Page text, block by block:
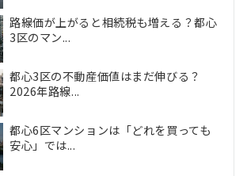
路線価が上がると相続税も増える？都心
3区のマン...
都心3区の不動産価値はまだ伸びる？
2026年路線...
都心6区マンションは「どれを買っても
安心」では...